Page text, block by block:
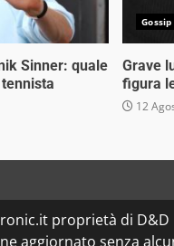
Sinner: quale
Grave
figura
12
proprietà di D&D
aggiornato senza